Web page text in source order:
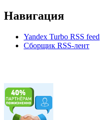
Навигация
Yandex Turbo RSS feed
Сборщик RSS-лент